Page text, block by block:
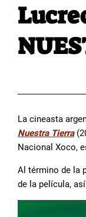
La cineasta
Nuestra Tierra
Nacional Xoco,
Al término de la
de la película,